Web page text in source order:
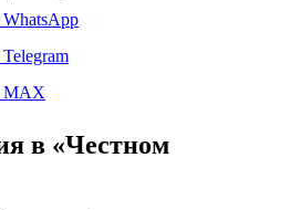
MAX
в «Честном